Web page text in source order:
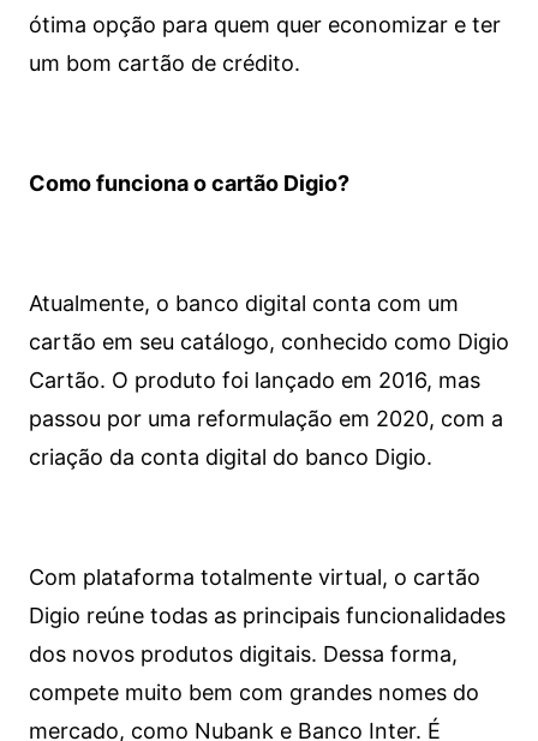
ótima opção para quem quer economizar e ter
um bom cartão de crédito.
Como funciona o cartão Digio?
Atualmente, o banco digital conta com um
cartão em seu catálogo, conhecido como Digio
Cartão. O produto foi lançado em 2016, mas
passou por uma reformulação em 2020, com a
criação da conta digital do banco Digio.
Com plataforma totalmente virtual, o cartão
Digio reúne todas as principais funcionalidades
dos novos produtos digitais. Dessa forma,
compete muito bem com grandes nomes do
mercado, como Nubank e Banco Inter. É